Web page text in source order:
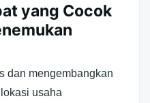
yang Cocok
dan mengembangkan
usaha